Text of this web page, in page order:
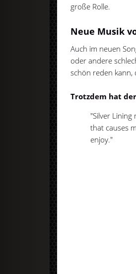
große Rolle.
Neue Musik
Auch im neuen
oder andere
schön reden kann,
Trotzdem hat
"Silver
that causes
enjoy."